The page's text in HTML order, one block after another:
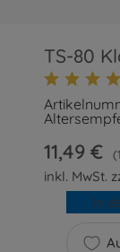
TS-80
11,49 €
inkl. MwSt.
In